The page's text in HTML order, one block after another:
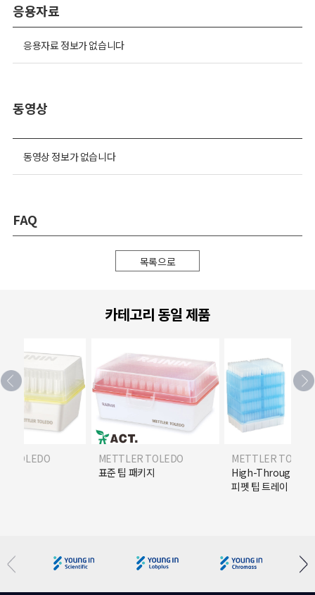
응용자료
응용자료 정보가 없습니다
동영상
동영상 정보가 없습니다
FAQ
목록으로
카테고리 동일 제품
TOLEDO
METTLER TOLEDO
표준 팁 패키지
METTLER
High-Throughput
피펫 팁 트레이